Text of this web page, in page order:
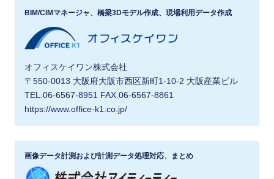
BIM/CIMマネージャ、橋梁3Dモデル作成、現場利用データ作成
オフィスケイワン株式会社
〒550-0013 大阪府大阪市西区新町1-10-2 大阪産業ビル
TEL.06-6567-8951 FAX.06-6567-8861
https://www.office-k1.co.jp/
画像データ計測および計測データ処理対応、まとめ